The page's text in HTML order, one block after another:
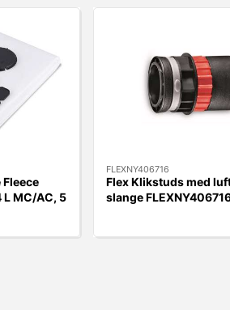
MC/AC, 5
FLEXNY406716
Flex Klikstuds med
slange